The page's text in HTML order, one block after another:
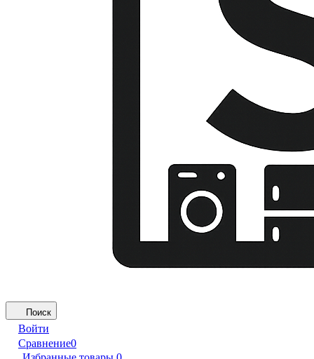
Поиск
Войти
Сравнение0